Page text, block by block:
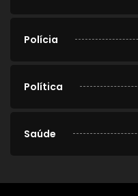
Polícia
Política
Saúde